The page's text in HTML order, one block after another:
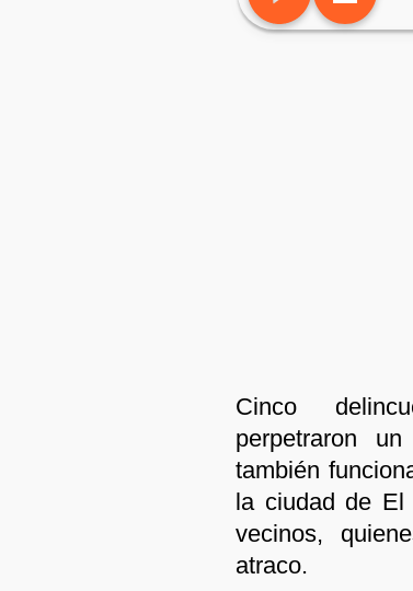
Cinco
perpetraron
también
la ciudad de El
vecinos,
atraco.